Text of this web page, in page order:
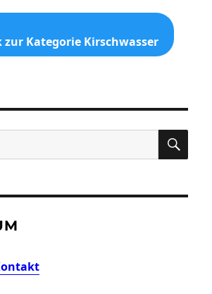
Kategorie Kirschwasser